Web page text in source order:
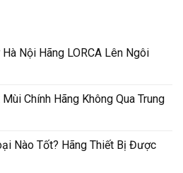
Nội Hãng LORCA Lên Ngôi
Chính Hãng Không Qua Trung
Nào Tốt? Hãng Thiết Bị Được